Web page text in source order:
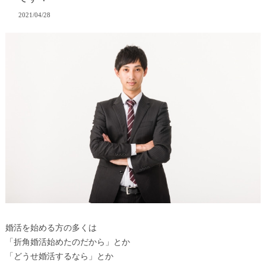
2021/04/28
婚活を始める方の多くは
「折角婚活始めたのだから」とか
「どうせ婚活するなら」とか